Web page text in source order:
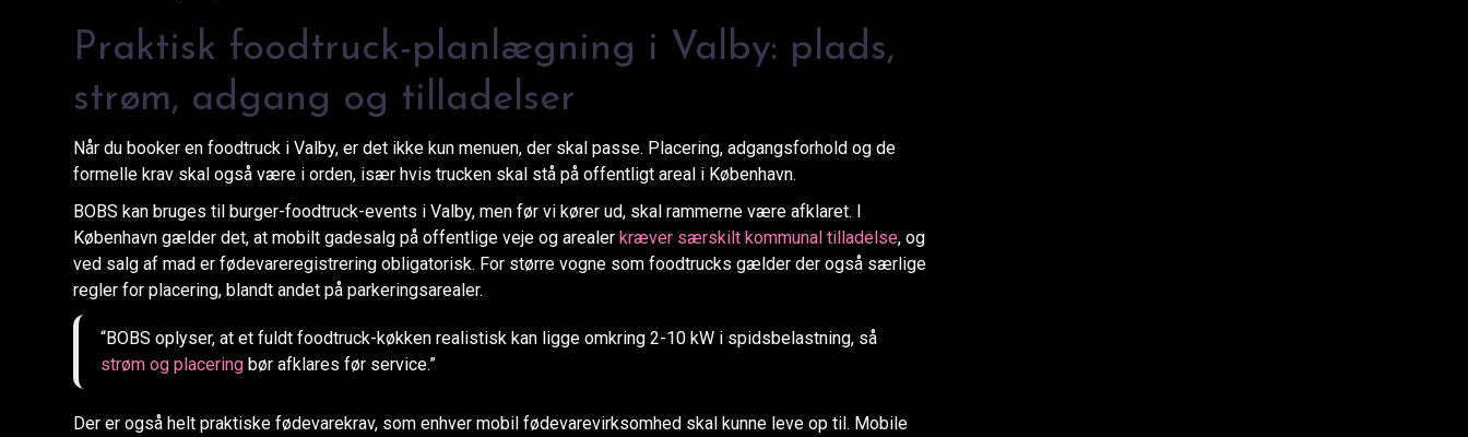
Praktisk foodtruck-planlægning i Valby: plads,
strøm, adgang og tilladelser
Når du booker en foodtruck i Valby, er det ikke kun menuen, der skal passe. Placering, adgangsforhold og de
formelle krav skal også være i orden, især hvis trucken skal stå på offentligt areal i København.
BOBS kan bruges til burger-foodtruck-events i Valby, men før vi kører ud, skal rammerne være afklaret. I
København gælder det, at mobilt gadesalg på offentlige veje og arealer kræver særskilt kommunal tilladelse, og
ved salg af mad er fødevareregistrering obligatorisk. For større vogne som foodtrucks gælder der også særlige
regler for placering, blandt andet på parkeringsarealer.
“BOBS oplyser, at et fuldt foodtruck-køkken realistisk kan ligge omkring 2-10 kW i spidsbelastning, så
strøm og placering bør afklares før service.”
Der er også helt praktiske fødevarekrav, som enhver mobil fødevarevirksomhed skal kunne leve op til. Mobile